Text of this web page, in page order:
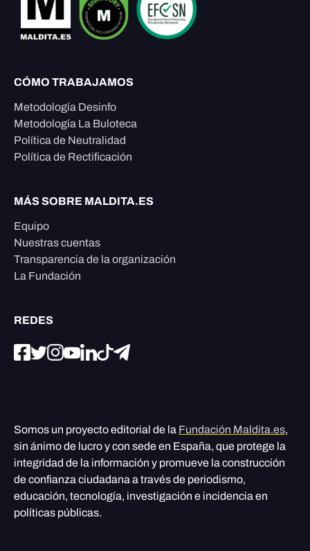
CÓMO TRABAJAMOS
Metodología Desinfo
Metodología La Buloteca
Política de Neutralidad
Política de Rectificación
MÁS SOBRE MALDITA.ES
Equipo
Nuestras cuentas
Transparencia de la organización
La Fundación
REDES
Somos un proyecto editorial de la Fundación Maldita.es,
sin ánimo de lucro y con sede en España, que protege la
integridad de la información y promueve la construcción
de confianza ciudadana a través de periodismo,
educación, tecnología, investigación e incidencia en
políticas públicas.